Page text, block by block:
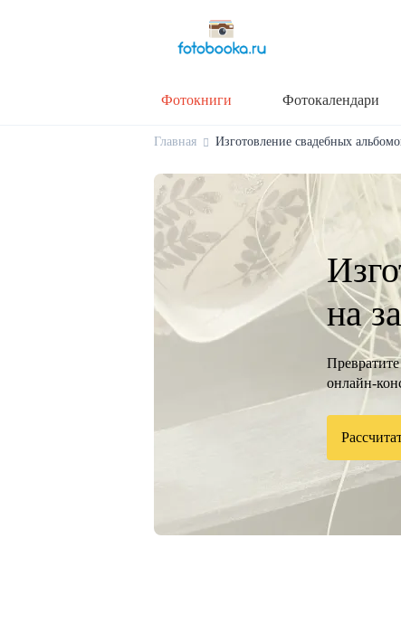
Фотокниги Фотокалендари
Главная Изготовление свадебных
на
онлайн-